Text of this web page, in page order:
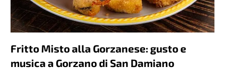
Fritto Misto alla Gorzanese: gusto e
musica a Gorzano di San Damiano